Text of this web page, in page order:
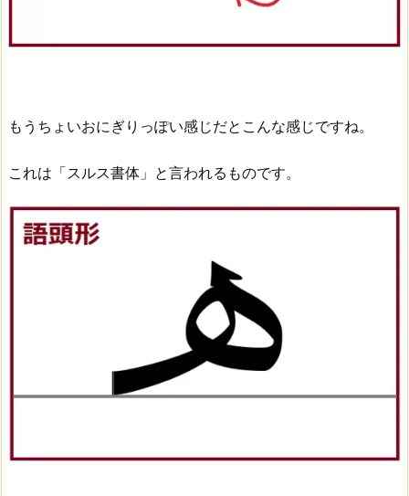
もうちょいおにぎりっぽい感じだとこんな感じですね。
これは「スルス書体」と言われるものです。